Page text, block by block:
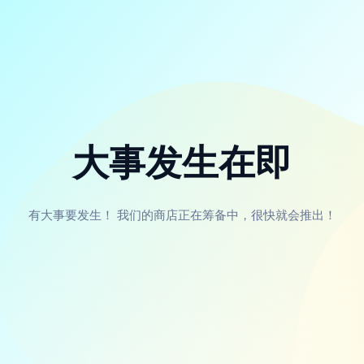
大事发生在即
有大事要发生！ 我们的商店正在筹备中，很快就会推出！